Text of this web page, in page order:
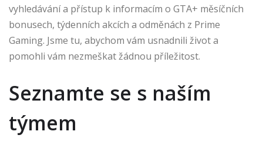
vyhledávání a přístup k informacím o GTA+ měsíčních
bonusech, týdenních akcích a odměnách z Prime
Gaming. Jsme tu, abychom vám usnadnili život a
pomohli vám nezmeškat žádnou příležitost.
Seznamte se s naším
týmem